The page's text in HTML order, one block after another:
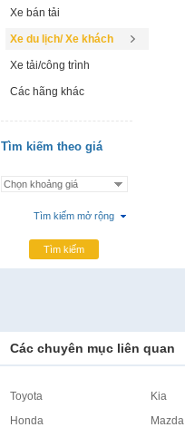
Xe bán tải
Xe du lịch/ Xe khách
Xe tải/công trình
Các hãng khác
Tìm kiếm theo giá
Tìm kiếm mở rộng
Tìm kiếm
Các chuyên mục liên quan
Toyota Kia
Honda
Mazda